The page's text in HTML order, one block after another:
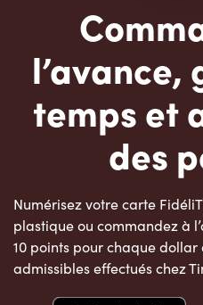
l’avance,
temps et
des
Numérisez votre carte
plastique ou commandez à
10 points pour chaque
admissibles effectués chez